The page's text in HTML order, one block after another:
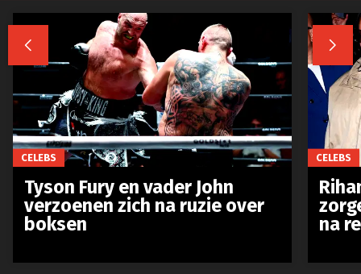
 
CELEBS
Tyson Fury en vader John
verzoenen zich na ruzie over
boksen
CELEBS
na